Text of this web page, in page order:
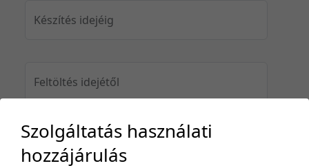
Készítés idejéig
Feltöltés idejétől
Feltöltés idejéig
Szolgáltatás használati
hozzájárulás